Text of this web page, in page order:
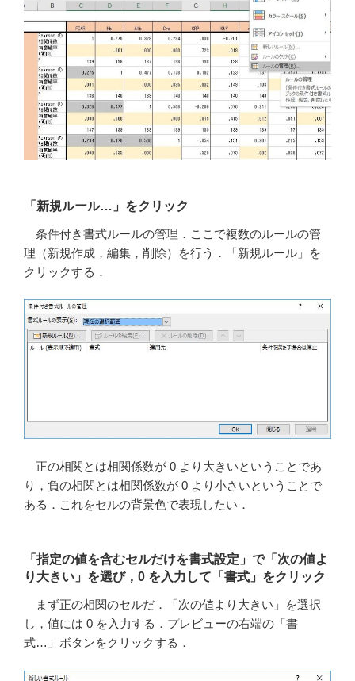
「新規ルール…」をクリック
条件付き書式ルールの管理．ここで複数のルールの管
理（新規作成，編集，削除）を行う．「新規ルール」を
クリックする．
正の相関とは相関係数が 0 より大きいということであ
り，負の相関とは相関係数が 0 より小さいということで
ある．これをセルの背景色で表現したい．
「指定の値を含むセルだけを書式設定」で「次の値よ
り大きい」を選び，0 を入力して「書式」をクリック
まず正の相関のセルだ．「次の値より大きい」を選択
し，値には 0 を入力する．プレビューの右端の「書
式…」ボタンをクリックする．